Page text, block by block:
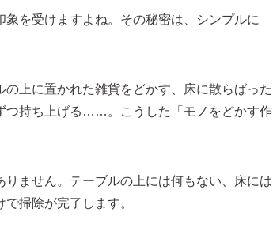
を受けますよね。その秘密は、シンプルに
上に置かれた雑貨をどかす、床に散らばった
つ持ち上げる……。こうした「モノをどかす作
ません。テーブルの上には何もない、床には
掃除が完了します。